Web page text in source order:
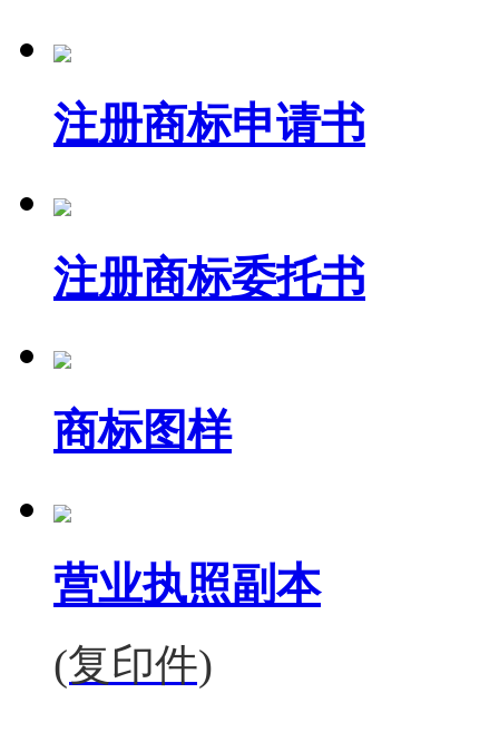
注册商标申请书
注册商标委托书
商标图样
营业执照副本
(复印件)